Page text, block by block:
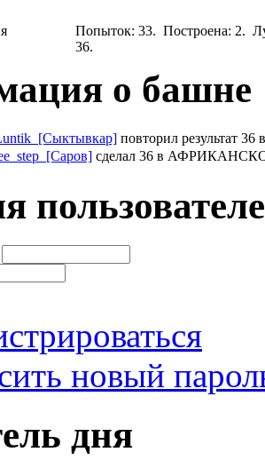
Попыток: 33. Построена: 2.
36.
о башне
[Сыктывкар] повторил
[Саров] сделал 36 в
новый
дня